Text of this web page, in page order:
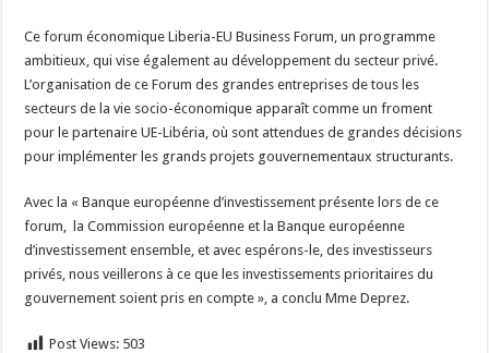
Ce forum économique Liberia-EU Business Forum, un programme
ambitieux, qui vise également au développement du secteur privé.
L’organisation de ce Forum des grandes entreprises de tous les
secteurs de la vie socio-économique apparaît comme un froment
pour le partenaire UE-Libéria, où sont attendues de grandes décisions
pour implémenter les grands projets gouvernementaux structurants.
Avec la « Banque européenne d’investissement présente lors de ce
forum, la Commission européenne et la Banque européenne
d’investissement ensemble, et avec espérons-le, des investisseurs
privés, nous veillerons à ce que les investissements prioritaires du
gouvernement soient pris en compte », a conclu Mme Deprez.
Post Views: 503